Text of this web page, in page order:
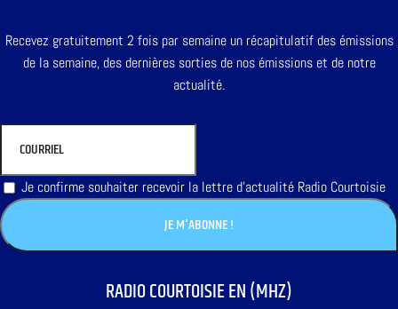
Recevez gratuitement 2 fois par semaine un récapitulatif des émissions
de la semaine, des dernières sorties de nos émissions et de notre
actualité.
Je confirme souhaiter recevoir la lettre d'actualité Radio Courtoisie
RADIO COURTOISIE EN (MHZ)